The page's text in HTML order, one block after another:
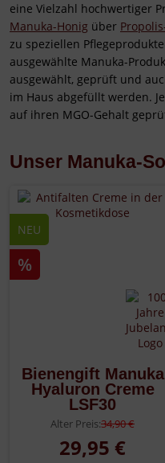
eine Vielzahl hochwertiger
Manuka-Honig über
zu speziellen
ausgewählte Manuka-
ausgewählt, geprüft und
im Haus abgefüllt werden.
auf ihren MGO-Gehalt
Unser Manuka-
NEU
%
Bienengift Manuka
Hyaluron Creme
LSF30
Alter Preis:34,90 €
29,95 €